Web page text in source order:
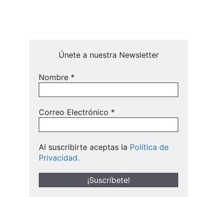
Únete a nuestra Newsletter
Nombre *
Correo Electrónico *
Al suscribirte aceptas la Política de
Privacidad.